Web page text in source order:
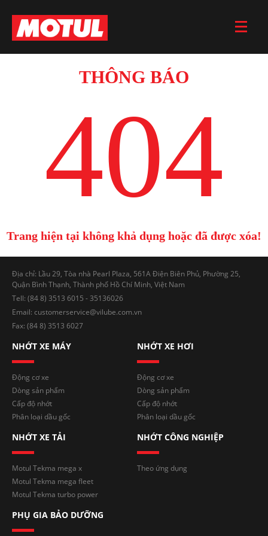
THÔNG BÁO
404
Trang hiện tại không khả dụng hoặc đã được xóa!
Địa chỉ: Lầu 29, Tòa nhà Pearl Plaza, 561A Điện Biên Phủ, Phường 25,
Quận Bình Thạnh, Thành phố Hồ Chí Minh, Việt Nam
Tell: (84 8) 3513 6015 - 35136026
Email: customerservice@vilube.com.vn
Fax: (84 8) 3513 6027
NHỚT XE MÁY
Động cơ xe
Dòng sản phẩm
Cấp độ nhớt
Phân loại dầu gốc
NHỚT XE HƠI
Động cơ xe
Dòng sản phẩm
Cấp độ nhớt
Phân loại dầu gốc
NHỚT XE TẢI
Motul Tekma mega x
Motul Tekma mega fleet
Motul Tekma turbo power
NHỚT CÔNG NGHIỆP
Theo ứng dụng
PHỤ GIA BẢO DƯỠNG